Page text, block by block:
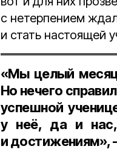
с нетерпением
и стать настоящей
«Мы целый месяц
Но нечего
успешной
у неё, да и
и